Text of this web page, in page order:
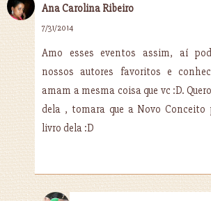
Ana Carolina Ribeiro
7/31/2014
Amo esses eventos assim, aí
nossos autores favoritos e
amam a mesma coisa que vc :D.
dela , tomara que a Novo Conceito
livro dela :D